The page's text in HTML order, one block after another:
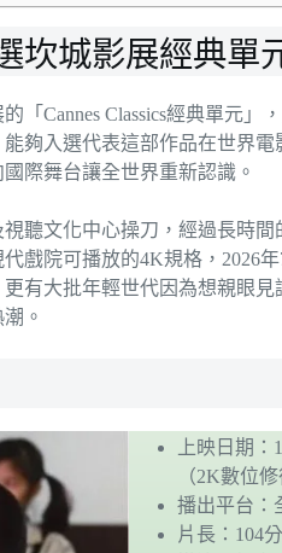
坎城影展經典單
「Cannes Classics經典單元
夠入選代表這部作品在世界
際舞台讓全世界重新認識。
聽文化中心操刀，經過長時
戲院可播放的4K規格，2026
有大批年輕世代因為想親眼
。
上映日期
（2K數位修
播出平台：
片長：104